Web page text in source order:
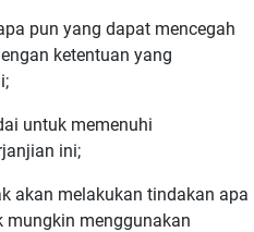
pun yang dapat mencegah
ketentuan yang
untuk memenuhi
ini;
akan melakukan tindakan apa
menggunakan